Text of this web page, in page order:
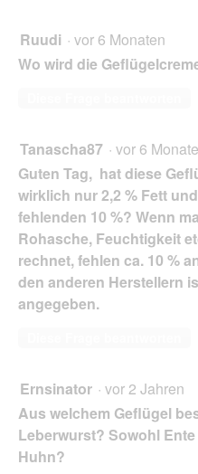
Ruudi · vor 6 Monaten
Wo wird die
Tanascha87 · vor 6
Guten Tag, hat diese
wirklich nur 2,2 % Fett
fehlenden 10 %? Wenn
Rohasche, Feuchtigkeit
rechnet, fehlen ca. 10 %
den anderen Herstellern
angegeben.
Ernsinator · vor 2 Jahren
Aus welchem Geflügel
Leberwurst? Sowohl
Huhn?